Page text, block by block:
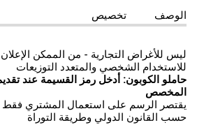
الوصف تخصيص
ليس للأغراض التجارية - من الممكن
للاستخدام الشخصي والمتعدد التوزيعات
حاملو الكوبون: أدخل رمز القسيمة عند
المخصص
يقتصر الرسم على استعمال المشتري فقط
حسب القانون الدولي وطريقة التوراة